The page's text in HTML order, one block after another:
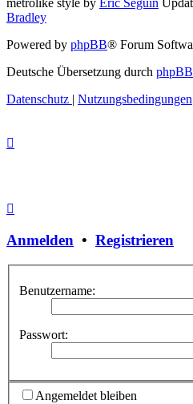
metrolike style by Eric Seguin
Bradley
Powered by phpBB® Forum
Deutsche Übersetzung durch
Datenschutz | Nutzungsbedingungen
Anmelden • Registrieren
Benutzername:
Passwort:
Angemeldet bleiben